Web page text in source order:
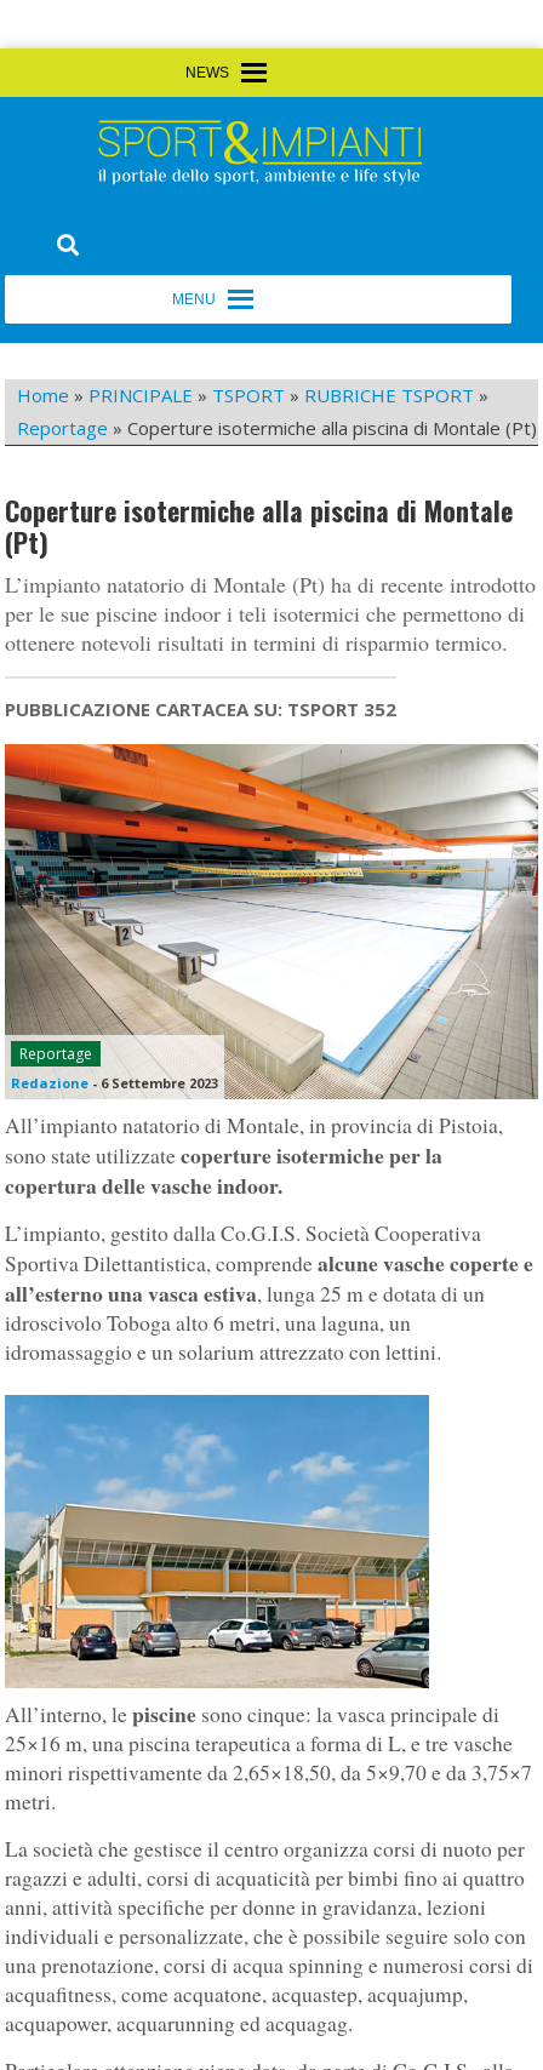
to
Sport&Impianti
Home » PRINCIPALE » TSPORT » RUBRICHE TSPORT »
Reportage »Coperture isotermiche alla piscina di Montale (Pt)
Coperture isotermiche alla piscina di Montale
(Pt)
L’impianto natatorio di Montale (Pt) ha di recente introdotto
per le sue piscine indoor i teli isotermici che permettono di
ottenere notevoli risultati in termini di risparmio termico.
PUBBLICAZIONE CARTACEA SU: TSPORT 352
Reportage
Redazione -6 Settembre 2023
All’impianto natatorio di Montale, in provincia di Pistoia,
sono state utilizzatecoperture isotermiche per la
copertura delle vasche indoor.
L’impianto, gestito dalla Co.G.I.S. Società Cooperativa
Sportiva Dilettantistica, comprendealcune vasche coperte e
all’esterno una vasca estiva, lunga 25 m e dotata di un
idroscivolo Toboga alto 6 metri, una laguna, un
idromassaggio e un solarium attrezzato con lettini.
All’interno, lepiscine sono cinque: la vasca principale di
25×16 m, una piscina terapeutica a forma di L, e tre vasche
minori rispettivamente da 2,65×18,50, da 5×9,70 e da 3,75×7
metri.
La società che gestisce il centro organizza corsi di nuoto per
ragazzi e adulti, corsi di acquaticità per bimbi fino ai quattro
anni, attività specifiche per donne in gravidanza, lezioni
individuali e personalizzate, che è possibile seguire solo con
una prenotazione, corsi di acqua spinning e numerosi corsi di
acquafitness, come acquatone, acquastep, acquajump,
acquapower, acquarunning ed acquagag.